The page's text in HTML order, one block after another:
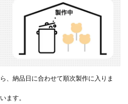
、納品日に合わせて順次製作に入りま
ます。